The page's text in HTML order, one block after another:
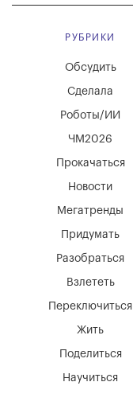
РУБРИКИ
Мегатренды
Придумать
Разобраться
Взлететь
Новости
Переключиться
Жить
Поделиться
Научиться
Обсудить
Сделала
Роботы/ИИ
ЧМ2026
Прокачаться